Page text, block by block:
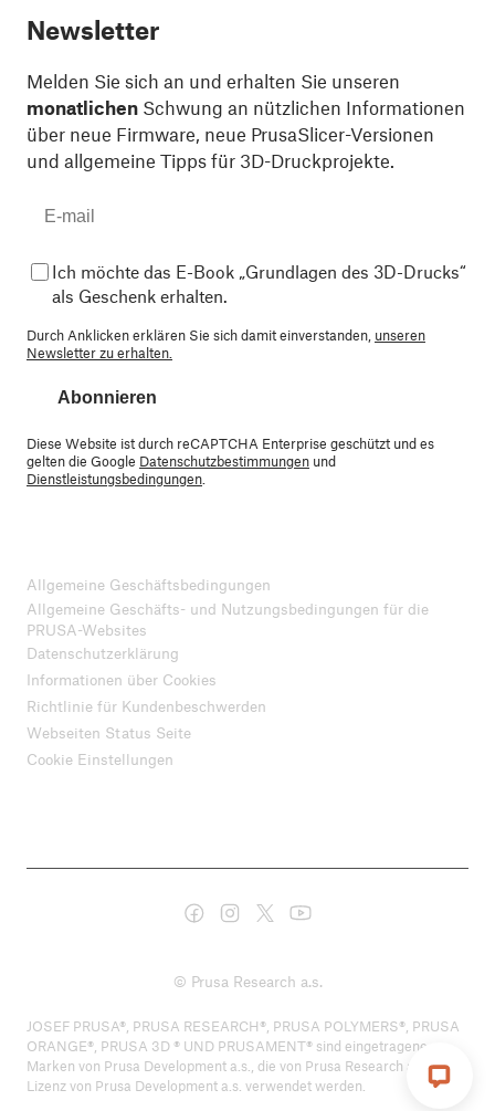
Newsletter
Melden Sie sich an und erhalten Sie unseren
monatlichen Schwung an nützlichen Informationen
über neue Firmware, neue PrusaSlicer-Versionen
und allgemeine Tipps für 3D-Druckprojekte.
Ich möchte das E-Book „Grundlagen des 3D-Drucks“
als Geschenk erhalten.
Durch Anklicken erklären Sie sich damit einverstanden, unseren
Newsletter zu erhalten.
Abonnieren
Diese Website ist durch reCAPTCHA Enterprise geschützt und es
gelten die Google Datenschutzbestimmungen und
Dienstleistungsbedingungen
Allgemeine Geschäftsbedingungen
Allgemeine Geschäfts- und Nutzungsbedingungen für die
PRUSA-Websites
Datenschutzerklärung
Informationen über Cookies
Richtlinie für Kundenbeschwerden
Webseiten Status Seite
Cookie Einstellungen
© Prusa Research a.s.
JOSEF PRUSA®, PRUSA RESEARCH®, PRUSA POLYMERS®, PRUSA
ORANGE®, PRUSA 3D ® UND PRUSAMENT® sind eingetragene
Marken von Prusa Development a.s., die von Prusa Research a.s. unter
Lizenz von Prusa Development a.s. verwendet werden.